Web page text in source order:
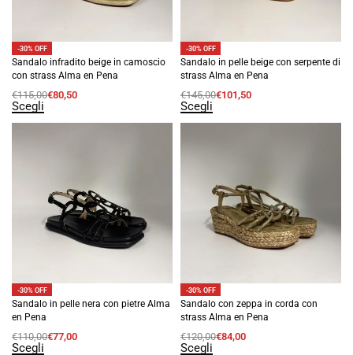
-30% OFF
Sandalo infradito beige in camoscio
con strass Alma en Pena
€115,00€80,50
Scegli
-30% OFF
Sandalo in pelle beige con serpente di
strass Alma en Pena
€145,00€101,50
Scegli
-30% OFF
Sandalo in pelle nera con pietre Alma
en Pena
€110,00€77,00
Scegli
-30% OFF
Sandalo con zeppa in corda con
strass Alma en Pena
€120,00€84,00
Scegli